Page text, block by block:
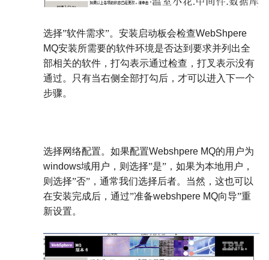
选择”软件需求”。安装启动板会检查WebShpere
MQ安装所需要的软件环境是否达到要求并列出全
部相关的软件，打勾表示通过检查，打叉表示没有
通过。只有当右侧全部打勾后，才可以进入下一个
步骤。
选择网络配置。如果配置Webshpere MQ的用户为
windows域用户，则选择”是”，如果为本地用户，
则选择”否”，通常我们选择后者。当然，这也可以
在安装完成后，通过”准备webshpere MQ向导”重
新设置。